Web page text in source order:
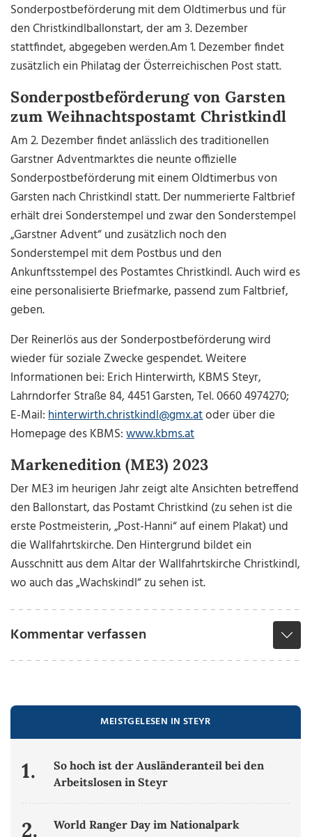
Sonderpostbeförderung mit dem Oldtimerbus und für
den Christkindlballonstart, der am 3. Dezember
stattfindet, abgegeben werden.Am 1. Dezember findet
zusätzlich ein Philatag der Österreichischen Post statt.
Sonderpostbeförderung von Garsten
zum Weihnachtspostamt Christkindl
Am 2. Dezember findet anlässlich des traditionellen
Garstner Adventmarktes die neunte offizielle
Sonderpostbeförderung mit einem Oldtimerbus von
Garsten nach Christkindl statt. Der nummerierte Faltbrief
erhält drei Sonderstempel und zwar den Sonderstempel
„Garstner Advent“ und zusätzlich noch den
Sonderstempel mit dem Postbus und den
Ankunftsstempel des Postamtes Christkindl. Auch wird es
eine personalisierte Briefmarke, passend zum Faltbrief,
geben.
Der Reinerlös aus der Sonderpostbeförderung wird
wieder für soziale Zwecke gespendet. Weitere
Informationen bei: Erich Hinterwirth, KBMS Steyr,
Lahrndorfer Straße 84, 4451 Garsten, Tel. 0660 4974270;
E-Mail:hinterwirth.christkindl@gmx.atoder über die
Homepage des KBMS:www.kbms.at
Markenedition (ME3) 2023
Der ME3 im heurigen Jahr zeigt alte Ansichten betreffend
den Ballonstart, das Postamt Christkind (zu sehen ist die
erste Postmeisterin, „Post-Hanni“ auf einem Plakat) und
die Wallfahrtskirche. Den Hintergrund bildet ein
Ausschnitt aus dem Altar der Wallfahrtskirche Christkindl,
wo auch das „Wachskindl“ zu sehen ist.
Kommentar verfassen
MEISTGELESEN IN STEYR
1.
So hoch ist der Ausländeranteil bei den
Arbeitslosen in Steyr
2.
World Ranger Day im Nationalpark